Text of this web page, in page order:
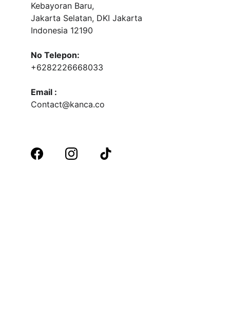
Kebayoran Baru,
Jakarta Selatan, DKI Jakarta
Indonesia 12190
No Telepon:
+6282226668033
Email :
Contact@kanca.co